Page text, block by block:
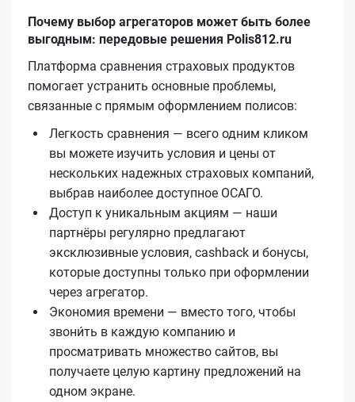
Почему выбор агрегаторов может быть более
выгодным: передовые решения Polis812.ru
Платформа сравнения страховых продуктов
помогает устранить основные проблемы,
связанные с прямым оформлением полисов:
Легкость сравнения — всего одним кликом
вы можете изучить условия и цены от
нескольких надежных страховых компаний,
выбрав наиболее доступное ОСАГО.
Доступ к уникальным акциям — наши
партнёры регулярно предлагают
эксклюзивные условия, cashback и бонусы,
которые доступны только при оформлении
через агрегатор.
Экономия времени — вместо того, чтобы
звони́ть в каждую компанию и
просматривать множество сайтов, вы
получаете целую картину предложений на
одном экране.